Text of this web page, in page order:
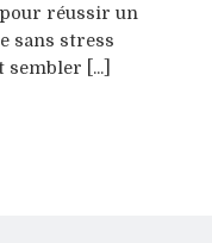
pour réussir un
sans stress
sembler [...]